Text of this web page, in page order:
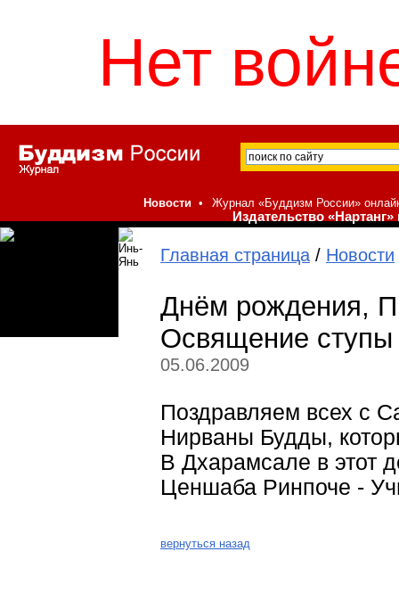
Новости • Журнал «Буддизм России»
Издательство «Нартанг»
Нет
Главная страница / Новости
Днём рождения,
Освящение
05.06.2009
Поздравляем всех с
Нирваны Будды,
В Дхарамсале в этот
Ценшаба Ринпоче -
вернуться назад